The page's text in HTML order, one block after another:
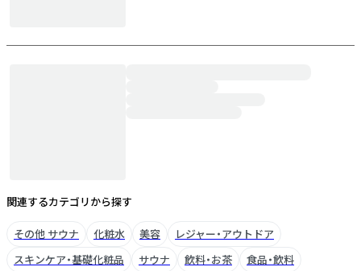
関連するカテゴリから探す
その他 サウナ 化粧水 美容
レジャー・アウトドア
スキンケア・基礎化粧品
サウナ 飲料・お茶
食品・飲料